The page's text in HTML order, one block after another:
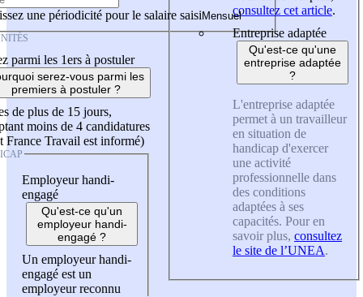
une périodicité pour le salaire saisi
parmi les 1ers à postuler
serez-vous parmi les
premiers à postuler ?
de plus de 15 jours,
moins de 4 candidatures
France Travail est informé)
Employeur handi-
engagé
Qu'est-ce qu'un
employeur handi-
engagé ?
Un employeur handi-
engagé est un
employeur reconnu
consultez cet article.
Entreprise adaptée
Qu'est-ce qu'une
entreprise adaptée
?
L'entreprise adaptée
permet à un travailleur
en situation de
handicap d'exercer
une activité
professionnelle dans
des conditions
adaptées à ses
capacités. Pour en
savoir plus, consultez
le site de l’UNEA.